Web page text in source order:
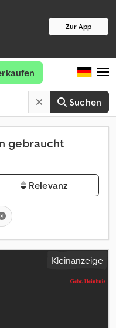
Zur App
Suchen
gebraucht
Relevanz
Kleinanzeige